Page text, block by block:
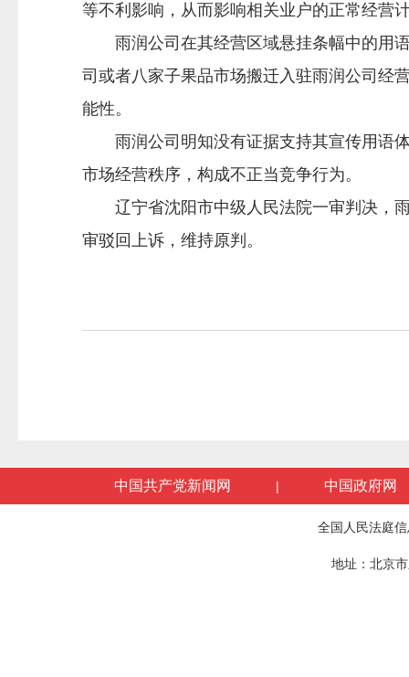
等不利影响，从而影响相关业户的正常经营
雨润公司在其经营区域悬挂条幅中的用语
司或者八家子果品市场搬迁入驻雨润公司经
能性。
雨润公司明知没有证据支持其宣传用语体
市场经营秩序，构成不正当竞争行为。
辽宁省沈阳市中级人民法院一审判决，雨
审驳回上诉，维持原判。
中国共产党新闻网 | 中国政府网
全国人民法庭
地址：北京